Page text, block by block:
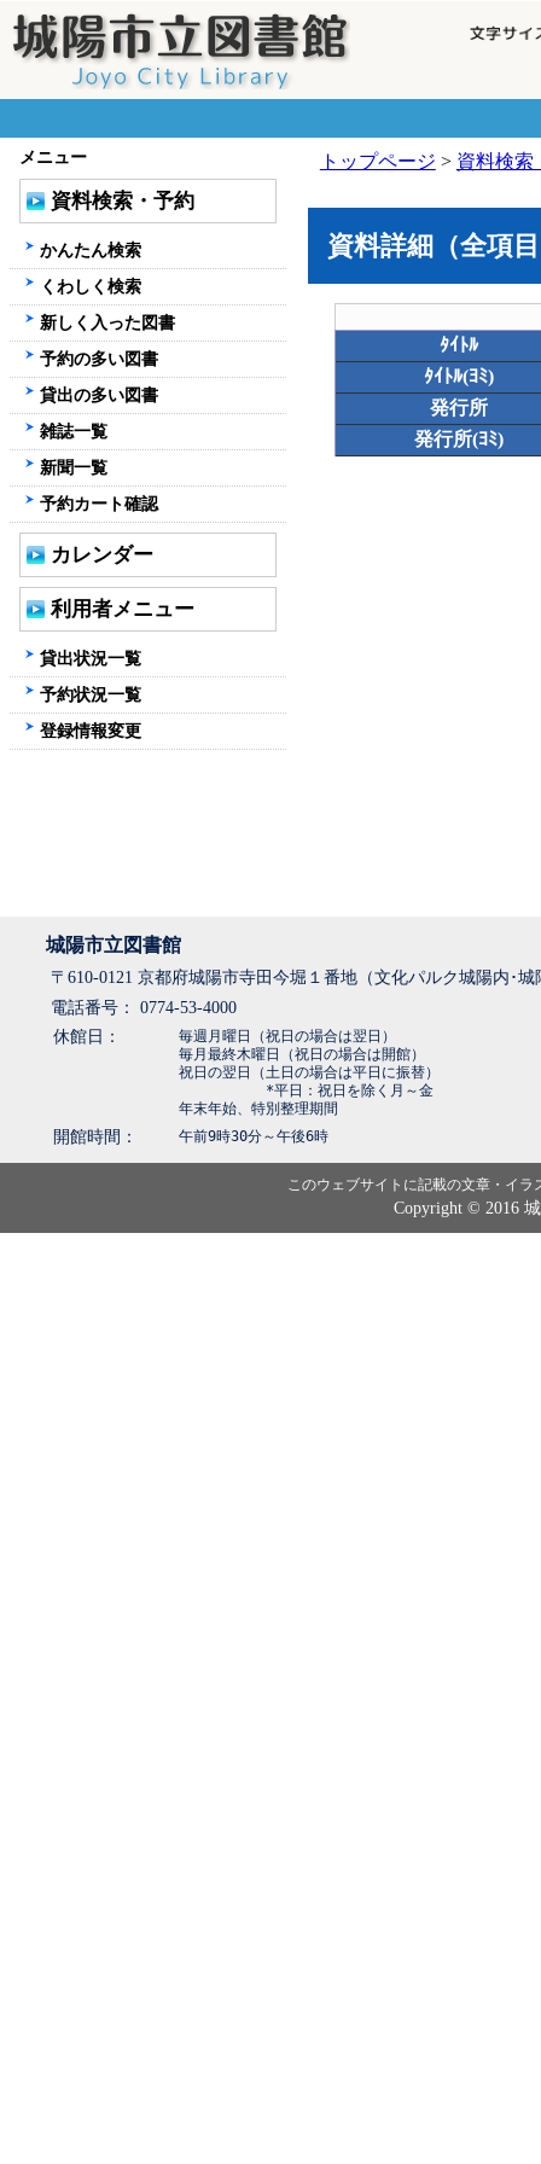
トップページ > 資料検索
資料詳細（全項
ﾀｲﾄﾙ
ﾀｲﾄﾙ(ﾖﾐ)
発行所
発行所(ﾖﾐ)
メニュー
資料検索・予約
かんたん検索
くわしく検索
新しく入った図書
予約の多い図書
貸出の多い図書
雑誌一覧
新聞一覧
予約カート確認
カレンダー
利用者メニュー
貸出状況一覧
予約状況一覧
登録情報変更
城陽市立図書館
〒610-0121 京都府城陽市寺田今堀１番地（文化パルク城陽内･
電話番号： 0774-53-4000
休館日：
毎週月曜日（祝日の場合は翌日）
毎月最終木曜日（祝日の場合は開館）
祝日の翌日（土日の場合は平日に振替）
*平日：祝日を除く月～金
年末年始、特別整理期間
開館時間： 午前9時30分～午後6時
このウェブサイトに記載の文章・イ
Copyright © 2016